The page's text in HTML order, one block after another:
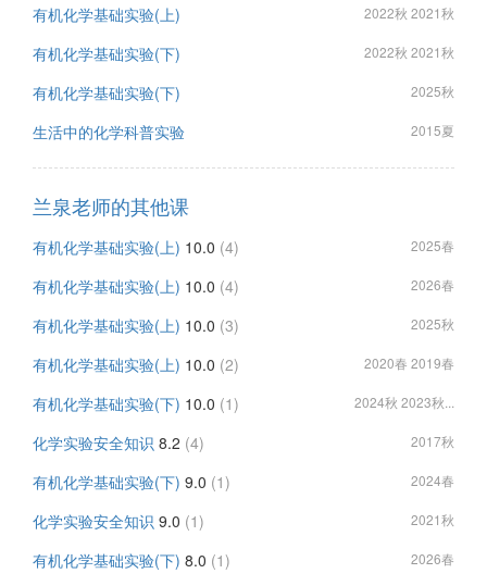
有机化学基础实验(上) 2022秋 2021秋
有机化学基础实验(下) 2022秋 2021秋
有机化学基础实验(下) 2025秋
生活中的化学科普实验 2015夏
兰泉老师的其他课
有机化学基础实验(上) 10.0 (4) 2025春
有机化学基础实验(上) 10.0 (4) 2026春
有机化学基础实验(上) 10.0 (3) 2025秋
有机化学基础实验(上) 10.0 (2) 2020春 2019春
有机化学基础实验(下) 10.0 (1) 2024秋 2023秋...
化学实验安全知识 8.2 (4) 2017秋
有机化学基础实验(下) 9.0 (1) 2024春
化学实验安全知识 9.0 (1) 2021秋
有机化学基础实验(下) 8.0 (1) 2026春